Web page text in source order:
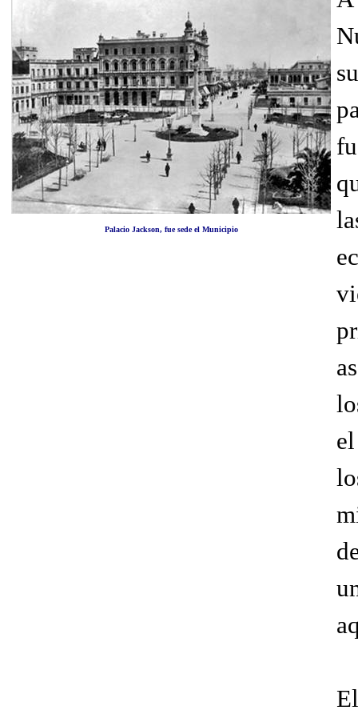
Palacio Jackson, fue sede el Municipio